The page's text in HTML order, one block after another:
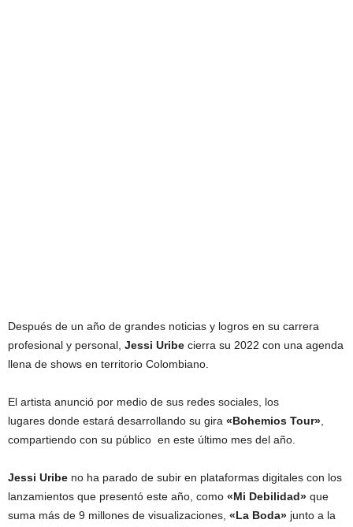
Después de un año de grandes noticias y logros en su carrera
profesional y personal, Jessi Uribe cierra su 2022 con una agenda
llena de shows en territorio Colombiano.
El artista anunció por medio de sus redes sociales, los
lugares donde estará desarrollando su gira «Bohemios Tour»
compartiendo con su público en este último mes del año.
Jessi Uribe no ha parado de subir en plataformas digitales con los
lanzamientos que presentó este año, como «Mi Debilidad» que
suma más de 9 millones de visualizaciones, «La Boda» junto a la